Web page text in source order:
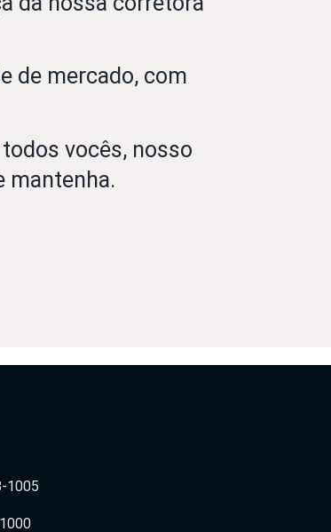
de mercado, com
vocês, nosso
mantenha.
1005